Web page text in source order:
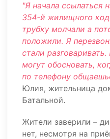
"Я начала ссылаться
354-й жилищного
трубку молчали а
положили. Я
стали
могут обосновать,
по телефону
Юлия, жительница
Батальной.
Жители заверили –
нет, несмотря на